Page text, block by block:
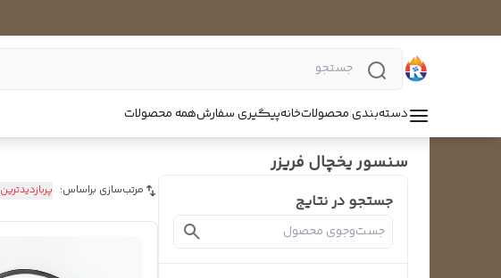
دسته‌بندی محصولاتخانهپیگیری سفارشهمه محصولات
سنسور یخچال فریزر
جستجو در نتایج
مرتب‌سازی براساس: پربازدیدترین